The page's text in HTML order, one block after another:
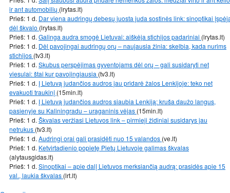
ir ant automobilių (lrytas.lt)
Prieš: 1 d. Dar viena audringų debesų juosta juda sostinės link: sinoptikai
dėl škvalo (lrytas.lt)
Prieš: 1 d. Galinga audra smogė Lietuvai: aiškėja stichijos padariniai (lrytas.lt)
Prieš: 1 d. Dėl pavojingai audringų orų – naujausia žinia: skelbia, kada nurims
stichijos (tv3.lt)
Prieš: 1 d. Skubus perspėjimas gyventojams dėl orų – gali susidaryti net
viesulai: štai kur pavojingiausia (tv3.lt)
Prieš: 1 d. Į Lietuvą judančios audros jau pridarė žalos Lenkijoje: teko net
evakuoti traukinį (15min.lt)
Prieš: 1 d. Į Lietuvą judančios audros siaubia Lenkiją: kruša daužo langus,
pasienyje su Kaliningradu – uraganinis vėjas (15min.lt)
Prieš: 1 d. Škvalas veržiasi Lietuvos link – pirmieji židiniai susidarys jau
netrukus (tv3.lt)
Prieš: 1 d. Audringi orai gali prasidėti nuo 15 valandos (ve.lt)
Prieš: 1 d. Ketvirtadienio popietę Pietų Lietuvoje galimas škvalas
(alytausgidas.lt)
Prieš: 1 d. Sinoptikai – apie dalį Lietuvos merksiančią audrą: prasidės apie 15
val., laukia škvalas (lrt.lt)